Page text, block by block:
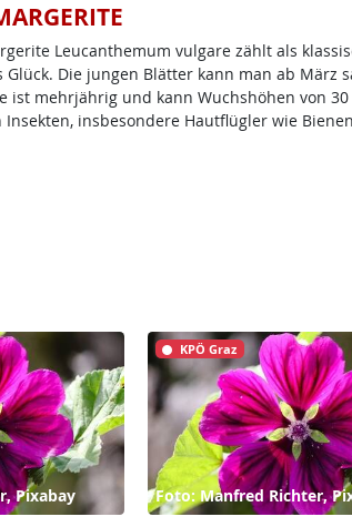
Leucanthemum vulgare zählt als
Glück. Die jungen Blätter kann man ab
ist mehrjährig und kann Wuchshöhen von
Insekten, insbesondere Hautflügler wie
Pixabay
KPÖ Graz
Foto: Manfred Richter,